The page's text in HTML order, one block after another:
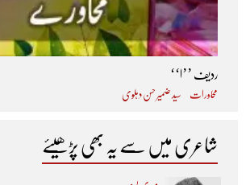
ردیف ’’ا‘‘
محاورات سید ضمیر حسن دہلوی
شاعری میں سے یہ بھی پڑھیئے